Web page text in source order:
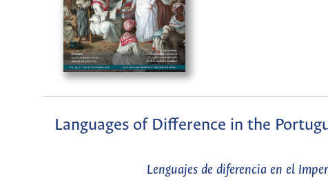
Languages of Difference in the
Lenguajes de diferencia en el